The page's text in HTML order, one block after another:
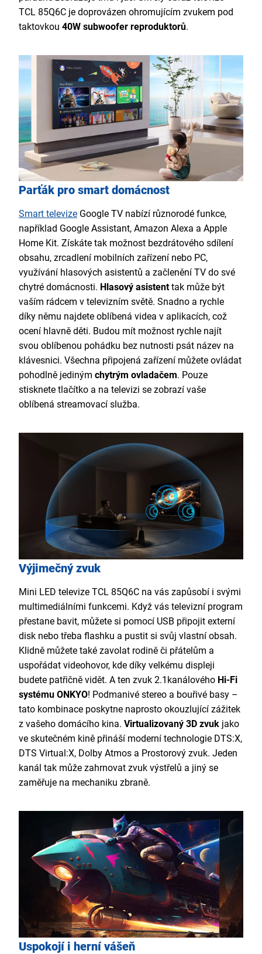
TCL 85Q6C je doprovázen ohromujícím zvukem pod
taktovkou 40W subwoofer reproduktorů.
Parťák pro smart domácnost
Smart televize Google TV nabízí různorodé funkce,
například Google Assistant, Amazon Alexa a Apple
Home Kit. Získáte tak možnost bezdrátového sdílení
obsahu, zrcadlení mobilních zařízení nebo PC,
využívání hlasových asistentů a začlenění TV do své
chytré domácnosti. Hlasový asistenttak může být
vaším rádcem v televizním světě. Snadno a rychle
díky němu najdete oblíbená videa v aplikacích, což
ocení hlavně děti. Budou mít možnost rychle najít
svou oblíbenou pohádku bez nutnosti psát název na
klávesnici. Všechna připojená zařízení můžete ovládat
pohodlně jediným chytrým ovladačem. Pouze
stisknete tlačítko a na televizi se zobrazí vaše
oblíbená streamovací služba.
Výjimečný zvuk
Mini LED televize TCL 85Q6C na vás zapůsobí i svými
multimediálními funkcemi. Když vás televizní program
přestane bavit, můžete si pomocí USB připojit externí
disk nebo třeba flashku a pustit si svůj vlastní obsah.
Klidně můžete také zavolat rodině či přátelům a
uspořádat videohovor, kde díky velkému displeji
budete patřičně vidět. A ten zvuk 2.1kanálového Hi-Fi
systému ONKYO! Podmanivé stereo a bouřivé basy –
tato kombinace poskytne naprosto okouzlující zážitek
z vašeho domácího kina. Virtualizovaný 3D zvuk jako
ve skutečném kině přináší moderní technologie DTS:X,
DTS Virtual:X, Dolby Atmos a Prostorový zvuk. Jeden
kanál tak může zahrnovat zvuk výstřelů a jiný se
zaměřuje na mechaniku zbraně.
Uspokojí i herní vášeň